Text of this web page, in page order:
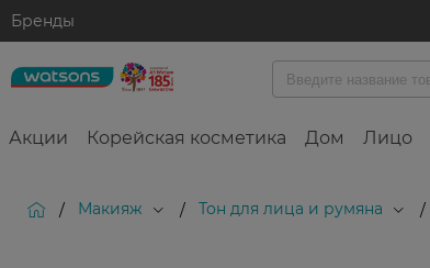
Бренды
Акции Корейская косметика Дом Лицо
/ Макияж / Тон для лица и румяна /